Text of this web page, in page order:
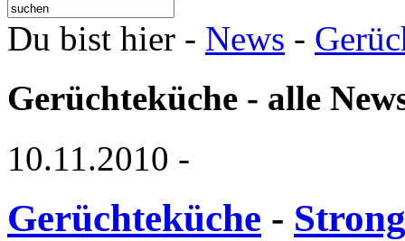
Du bist hier - News -
Gerüchteküche - alle
10.11.2010 -
Gerüchteküche -